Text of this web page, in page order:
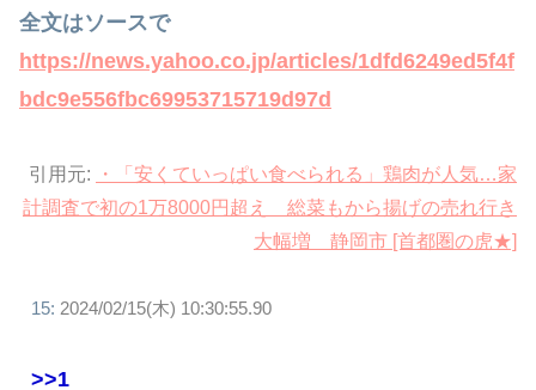
全文はソースで
https://news.yahoo.co.jp/articles/1dfd6249ed5f4f
bdc9e556fbc69953715719d97d
引用元:
・「安くていっぱい食べられる」鶏肉が人気…家
計調査で初の1万8000円超え 総菜もから揚げの売れ行き
大幅増 静岡市 [首都圏の虎★]
15: 2024/02/15(木) 10:30:55.90
>>1